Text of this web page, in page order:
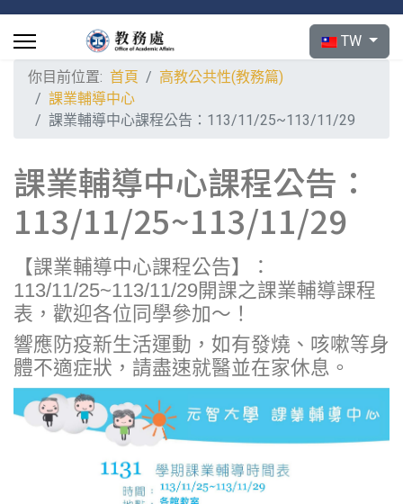
選擇你的語言
TW
你目前位置: 首頁
高教公共性(教務篇)
課業輔導中心
課業輔導中心課程公告：113/11/25~113/11/29
課業輔導中心課程公告：
113/11/25~113/11/29
【課業輔導中心課程公告】：
113/11/25~113/11/29開課之課業輔導課程
表，歡迎各位同學參加～！
響應防疫新生活運動，如有發燒、咳嗽等身
體不適症狀，請盡速就醫並在家休息。